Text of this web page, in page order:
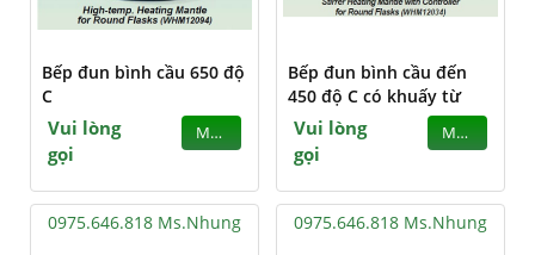
Bếp đun bình cầu 650 độ
C
Vui lòng
gọi
MUA
Bếp đun bình cầu đến
450 độ C có khuấy từ
Vui lòng
gọi
MUA
0975.646.818 Ms.Nhung 0975.646.818 Ms.Nhung